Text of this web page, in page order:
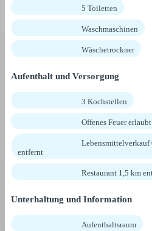
5 Toiletten
Waschmaschinen
Wäschetrockner
Aufenthalt und Versorgung
3 Kochstellen
Offenes Feuer erlaubt
Lebensmittelverkauf
entfernt
Restaurant 1,5 km
Unterhaltung und Information
Aufenthaltsraum